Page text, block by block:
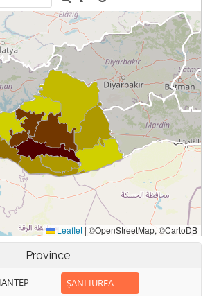
Province
ŞANLIURFA